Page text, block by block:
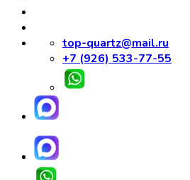
top-quartz@mail.ru
+7 (926) 533-77-55